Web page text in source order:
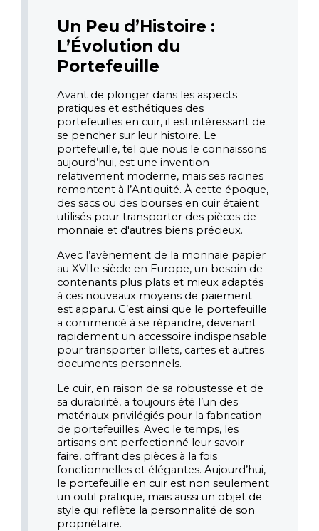
Un Peu d’Histoire :
L’Évolution du
Portefeuille
Avant de plonger dans les aspects
pratiques et esthétiques des
portefeuilles en cuir, il est intéressant de
se pencher sur leur histoire. Le
portefeuille, tel que nous le connaissons
aujourd’hui, est une invention
relativement moderne, mais ses racines
remontent à l’Antiquité. À cette époque,
des sacs ou des bourses en cuir étaient
utilisés pour transporter des pièces de
monnaie et d'autres biens précieux.
Avec l’avènement de la monnaie papier
au XVIIe siècle en Europe, un besoin de
contenants plus plats et mieux adaptés
à ces nouveaux moyens de paiement
est apparu. C’est ainsi que le portefeuille
a commencé à se répandre, devenant
rapidement un accessoire indispensable
pour transporter billets, cartes et autres
documents personnels.
Le cuir, en raison de sa robustesse et de
sa durabilité, a toujours été l’un des
matériaux privilégiés pour la fabrication
de portefeuilles. Avec le temps, les
artisans ont perfectionné leur savoir-
faire, offrant des pièces à la fois
fonctionnelles et élégantes. Aujourd’hui,
le portefeuille en cuir est non seulement
un outil pratique, mais aussi un objet de
style qui reflète la personnalité de son
propriétaire.